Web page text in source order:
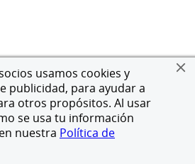
usamos cookies y
publicidad, para ayudar a
otros propósitos. Al usar
se usa tu información
nuestra Política de